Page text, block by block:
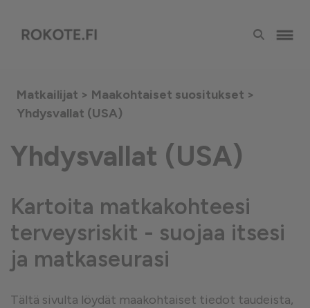
Matkailijat > Maakohtaiset suositukset >
Yhdysvallat (USA)
Yhdysvallat (USA)
Kartoita matkakohteesi
terveysriskit - suojaa itsesi
ja matkaseurasi
Tältä sivulta löydät maakohtaiset tiedot taudeista,